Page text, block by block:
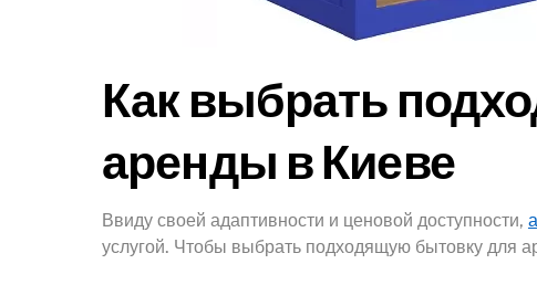
Как выбрать
аренды в Киеве
Ввиду своей адаптивности и ценовой доступности,
услугой. Чтобы выбрать подходящую бытовку для